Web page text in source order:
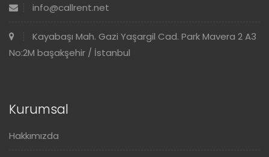
info@callrent.net
Kayabaşı Mah. Gazi Yaşargil Cad. Park Mavera 2 A3
No:2M başakşehir / İstanbul
Kurumsal
Hakkımızda